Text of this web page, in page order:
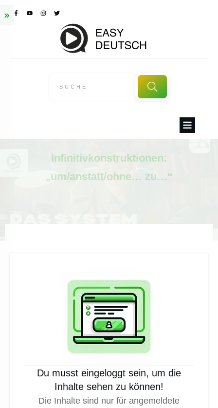
Infinitivkonstruktionen:
„um/anstatt/ohne… zu…“
Du musst eingeloggt sein, um die
Inhalte sehen zu können!
Die Inhalte sind nur für angemeldete